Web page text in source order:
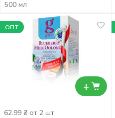
тропических фруктов 0,5л
500 мл
+
ОПТ
62.99 ₴ от 2 шт